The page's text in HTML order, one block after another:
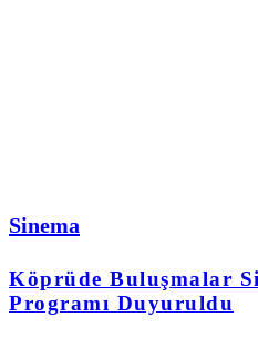
Sinema
Köprüde Buluşmalar
Programı Duyuruldu